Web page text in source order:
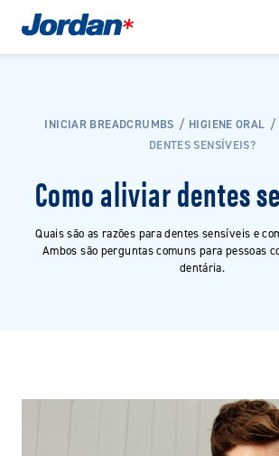
INICIAR BREADCRUMBS HIGIENE ORAL
DENTES SENSÍVEIS?
Como aliviar dentes
Quais são as razões para dentes sensíveis e
Ambos são perguntas comuns para pessoas
dentária.